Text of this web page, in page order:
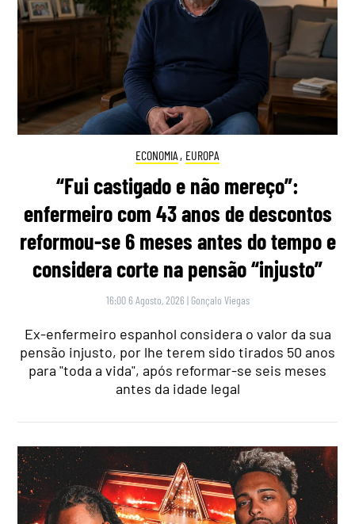
ECONOMIA , EUROPA
“Fui castigado e não mereço”:
enfermeiro com 43 anos de descontos
reformou-se 6 meses antes do tempo e
considera corte na pensão “injusto”
16:00 6 Agosto, 2026 | Gonçalo Viegas
Ex-enfermeiro espanhol considera o valor da sua
pensão injusto, por lhe terem sido tirados 50 anos
para "toda a vida", após reformar-se seis meses
antes da idade legal